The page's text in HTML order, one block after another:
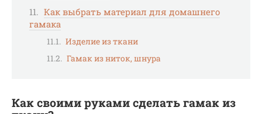
Как выбрать материал для домашнего
гамака
Изделие из ткани
Гамак из ниток, шнура
Как своими руками сделать гамак из